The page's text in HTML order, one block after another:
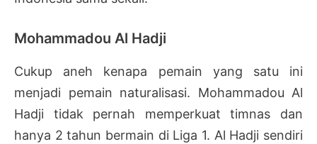
Mohammadou Al Hadji
Cukup aneh kenapa pemain yang satu ini
menjadi pemain naturalisasi. Mohammadou Al
Hadji tidak pernah memperkuat timnas dan
hanya 2 tahun bermain di Liga 1. Al Hadji sendiri